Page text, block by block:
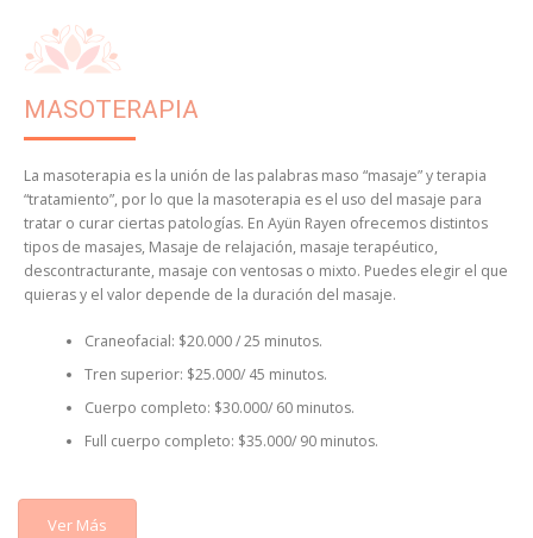
MASOTERAPIA
La masoterapia es la unión de las palabras maso “masaje” y terapia
“tratamiento”, por lo que la masoterapia es el uso del masaje para
tratar o curar ciertas patologías. En Ayün Rayen ofrecemos distintos
tipos de masajes, Masaje de relajación, masaje terapéutico,
descontracturante, masaje con ventosas o mixto. Puedes elegir el que
quieras y el valor depende de la duración del masaje.
Craneofacial: $20.000 / 25 minutos.
Tren superior: $25.000/ 45 minutos.
Cuerpo completo: $30.000/ 60 minutos.
Full cuerpo completo: $35.000/ 90 minutos.
Ver Más